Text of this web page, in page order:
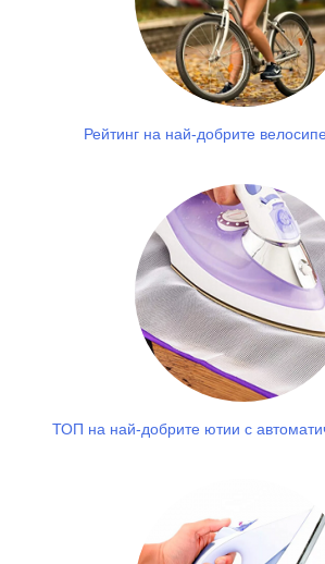
Рейтинг на най-добрите
ТОП на най-добрите ютии с